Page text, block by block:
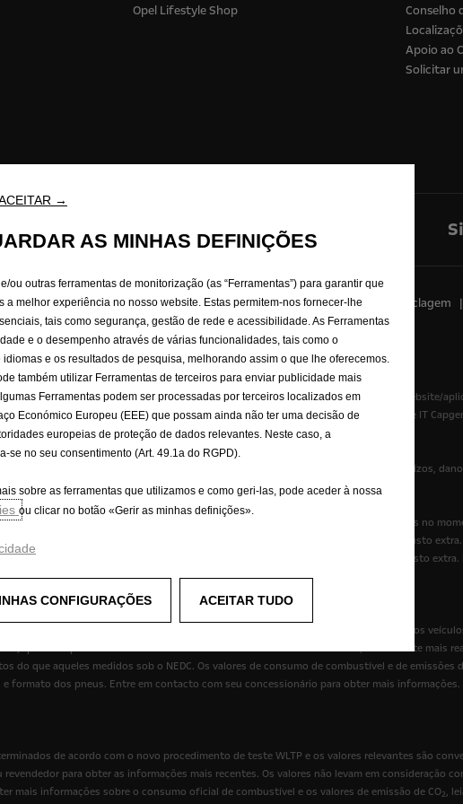
Opel Lifestyle Shop
Conselho
Apoio ao
Solicitar
Política de Cookies Consumos de combustível Aviso Legal Reciclagem
65423 Rüsselsheim am Main, Alemanha, com CIF/NIF DE 287264581. O website/
Este website/aplicação está alojado na Europa pelo nosso fornecedor de serviços de IT
seja preciso e atualizado. A Opel não assume qualquer responsabilidade por prejuízos,
opcionais não incluídos na entrega de série. As informações contidas são rigorosas no
aproximadas. Os equipamentos opcionais ilustrados estão disponíveis mediante custo
apenas em alguns países ou podem estar disponíveis apenas mediante um custo
Opel em Portugal.
conformidade com o procedimento de teste WLTP, com base no qual os tipos de novos
que era o procedimento de teste usado anteriormente. Devido a condições de teste mais
do que aqueles medidos sob o NEDC. Os valores de consumo de combustível e de emissões
dos pneus. Entre em contacto com seu concessionário para obter mais informações.
de acordo com o novo procedimento de teste WLTP e os valores relevantes são
para obter as informações mais recentes. Os valores não levam em consideração
mais informações sobre o consumo oficial de combustível e os valores de emissão de CO2,
→
AS MINHAS DEFINIÇÕES
ou outras ferramentas de monitorização (as “Ferramentas”) para garantir que
a melhor experiência no nosso website. Estas permitem-nos fornecer-lhe
tais como segurança, gestão de rede e acessibilidade. As Ferramentas
e o desempenho através de várias funcionalidades, tais como o
e os resultados de pesquisa, melhorando assim o que lhe oferecemos.
também utilizar Ferramentas de terceiros para enviar publicidade mais
Ferramentas podem ser processadas por terceiros localizados em
Económico Europeu (EEE) que possam ainda não ter uma decisão de
europeias de proteção de dados relevantes. Neste caso, a
se no seu consentimento (Art. 49.1a do RGPD).
sobre as ferramentas que utilizamos e como geri-las, pode aceder à nossa
ou clicar no botão «Gerir as minhas definições».
CONFIGURAÇÕES ACEITAR TUDO